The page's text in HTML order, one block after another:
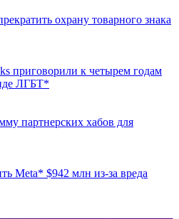
охрану товарного знака
приговорили к четырем годам
ЛГБТ*
партнерских хабов для
Meta* $942 млн из-за вреда